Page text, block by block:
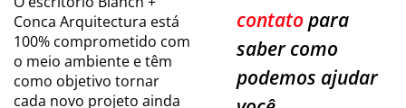
contato para
saber como
podemos ajudar
Conca Arquitectura está
100% comprometido com
o meio ambiente e têm
como objetivo tornar
cada novo projeto ainda